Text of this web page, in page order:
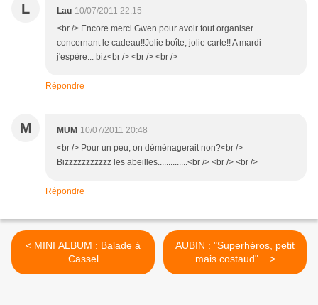
L Lau 10/07/2011 22:15
<br /> Encore merci Gwen pour avoir tout organiser
concernant le cadeau!!Jolie boîte, jolie carte!! A mardi
j'espère... biz<br /> <br /> <br />
Répondre
M MUM 10/07/2011 20:48
<br /> Pour un peu, on déménagerait non?<br />
Bizzzzzzzzzzz les abeilles..............<br /> <br /> <br />
Répondre
< MINI ALBUM : Balade à
Cassel
AUBIN : "Superhéros, petit
mais costaud"... >